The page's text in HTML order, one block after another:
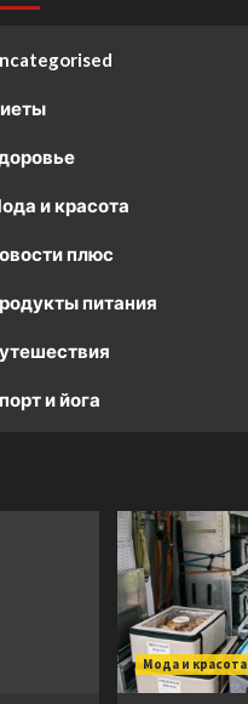
и красота
плюс
питания
и йога
Мода и красота